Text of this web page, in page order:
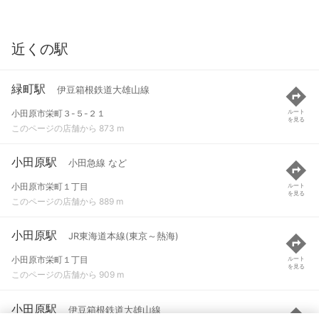
近くの駅
緑町駅 伊豆箱根鉄道大雄山線
小田原市栄町３-５-２１
このページの店舗から 873 m
ルート
を見る
小田原駅 小田急線 など
小田原市栄町１丁目
このページの店舗から 889 m
ルート
を見る
小田原駅 JR東海道本線(東京～熱海)
小田原市栄町１丁目
このページの店舗から 909 m
ルート
を見る
小田原駅 伊豆箱根鉄道大雄山線